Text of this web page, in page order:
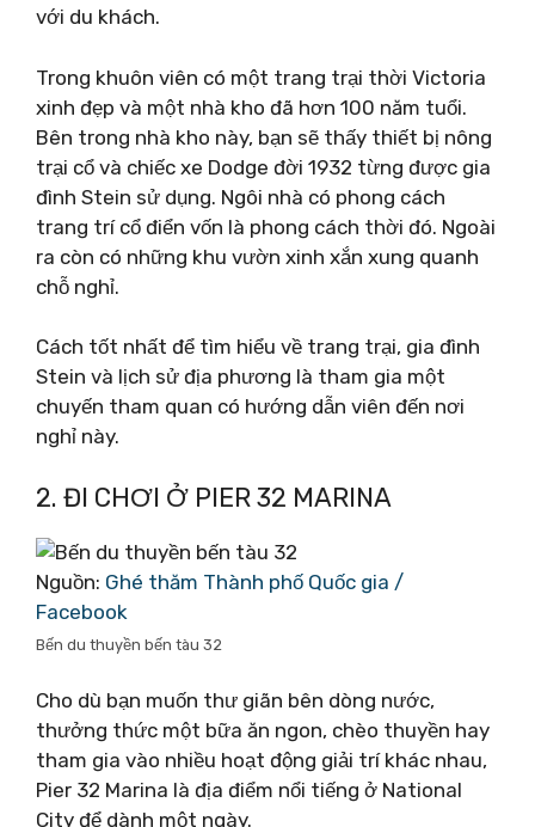
với du khách.
Trong khuôn viên có một trang trại thời Victoria
xinh đẹp và một nhà kho đã hơn 100 năm tuổi.
Bên trong nhà kho này, bạn sẽ thấy thiết bị nông
trại cổ và chiếc xe Dodge đời 1932 từng được gia
đình Stein sử dụng. Ngôi nhà có phong cách
trang trí cổ điển vốn là phong cách thời đó. Ngoài
ra còn có những khu vườn xinh xắn xung quanh
chỗ nghỉ.
Cách tốt nhất để tìm hiểu về trang trại, gia đình
Stein và lịch sử địa phương là tham gia một
chuyến tham quan có hướng dẫn viên đến nơi
nghỉ này.
2. ĐI CHƠI Ở PIER 32 MARINA
Nguồn: Ghé thăm Thành phố Quốc gia /
Facebook
Bến du thuyền bến tàu 32
Cho dù bạn muốn thư giãn bên dòng nước,
thưởng thức một bữa ăn ngon, chèo thuyền hay
tham gia vào nhiều hoạt động giải trí khác nhau,
Pier 32 Marina là địa điểm nổi tiếng ở National
City để dành một ngày.